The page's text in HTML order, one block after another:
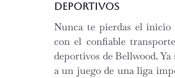
Deportivos
Nunca te pierdas el
con el confiable
deportivos de Bellwood. Ya
a un juego de una liga